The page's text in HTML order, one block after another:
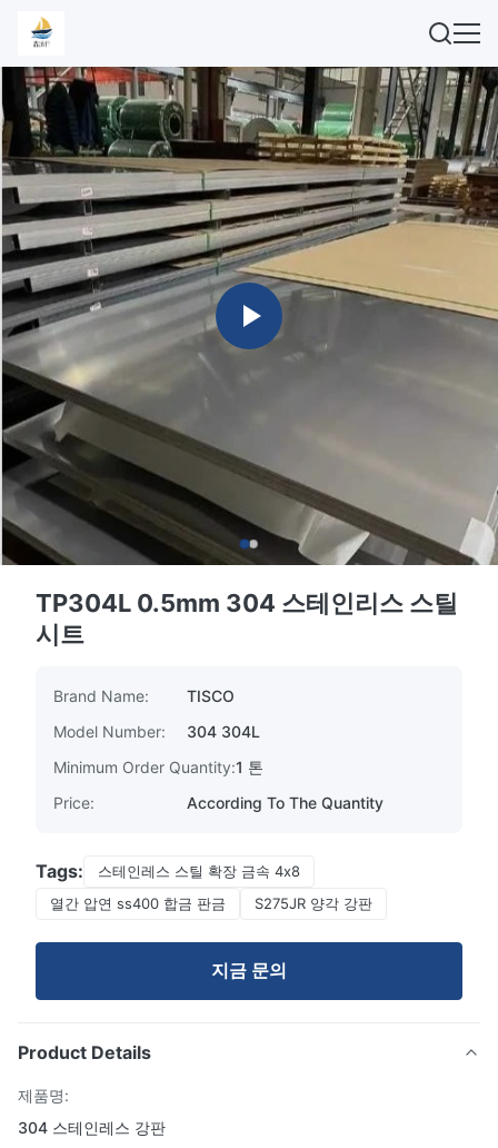
TP304L 0.5mm 304 스테인리스 스틸
시트
Brand Name:
TISCO
Model Number:
304 304L
Minimum Order Quantity:1 톤
Price:
According To The Quantity
Tags:
스테인레스 스틸 확장 금속 4x8
열간 압연 ss400 합금 판금
S275JR 양각 강판
지금 문의
Product Details
제품명:
304 스테인레스 강판